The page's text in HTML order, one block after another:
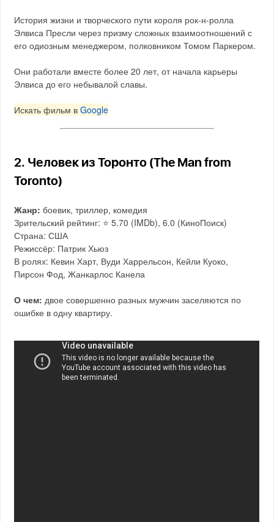
История жизни и творческого пути короля рок-н-ролла
Элвиса Пресли через призму сложных взаимоотношений с
его одиозным менеджером, полковником Томом Паркером.
Они работали вместе более 20 лет, от начала карьеры
Элвиса до его небывалой славы.
Искать фильм вGoogle
2. Человек из Торонто (The Man from
Toronto)
Жанр: боевик, триллер, комедия
Зрительский рейтинг: ⭐️ 5.70 (IMDb), 6.0 (КиноПоиск)
Страна: США
Режиссёр: Патрик Хьюз
В ролях: Кевин Харт, Вуди Харрельсон, Кейли Куоко,
Пирсон Фод, Жанкарлос Канела
О чем: двое совершенно разных мужчин заселяются по
ошибке в одну квартиру.